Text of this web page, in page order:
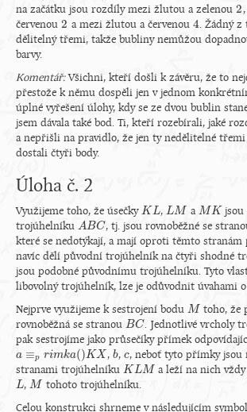
na začátku jsou rozdíly mezi žlutou a zelenou 2
2
červenou 2
2 a mezi žlutou a červenou 4
4. Žádný
dělitelný třemi, takže bubliny nemůžou
barvy.
Komentář:Všichni, kteří došli k závěru, že to
přestože k němu dospěli jen v jednom
úplné vyřešení úlohy, kdy se ze dvou bublin
jsem dávala také bod. Ti, kteří rozebírali, jaké
a nepřišli na pravidlo, že jen ty nedělitelné třemi
dostali čtyři body.
Úloha č. 2
Využijeme toho, že úsečky KL
KL , LM
LM a MK
MK
trojúhelníku ABC
ABC
, tj. jsou rovnoběžné se
které se nedotýkají, a mají oproti těmto stranám
navíc dělí původní trojúhelník na čtyři shodné
jsou podobné původnímu trojúhelníku. Tyto
libovolný trojúhelník, lze je odůvodnit úvahami
Nejprve využijeme k sestrojení bodu M
M toho, že
rovnoběžná se stranou BC
BC . Jednotlivé vrcholy
pak sestrojíme jako průsečíky přímek
a ≡p rimka()KX
a≡pri mka()KX ,b
b,c
c, neboť tyto přímky jsou
stranami trojúhelníku KLM
KLM a leží na nich
L
L ,M
M tohoto trojúhelníku.
Celou konstrukci shrneme v následujícím